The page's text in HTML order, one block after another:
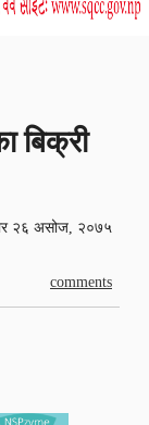
बिक्री
२६ असोज, २०७५
comments